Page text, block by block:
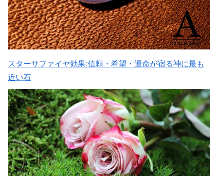
スターサファイヤ効果:信頼・希望・運命が宿る神に最も
近い石